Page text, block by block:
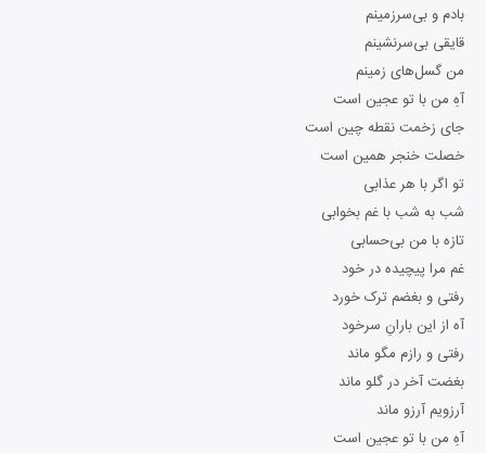
بادم و بی‌سرزمینم
قایقی بی‌سرنشینم
من گسل‌های زمینم
آهِ من با تو عجین است
جای زخمت نقطه‌ چین است
خصلت خنجر همین است
تو اگر با هر عذابی
شب به شب با غم بخوابی
تازه با من بی‌حسابی
غم مرا پیچیده در خود
رفتی و بغضم ترک خورد
آه از این بارانِ سرخود
رفتی و رازم مگو ماند
بغضت آخر در گلو ماند
آرزویم آرزو ماند
آهِ من با تو عجین است